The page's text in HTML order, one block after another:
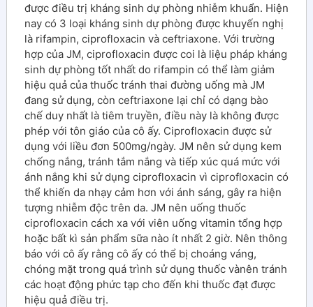
được điều trị kháng sinh dự phòng nhiễm khuẩn. Hiện
nay có 3 loại kháng sinh dự phòng được khuyến nghị
là rifampin, ciprofloxacin và ceftriaxone. Với trường
hợp của JM, ciprofloxacin được coi là liệu pháp kháng
sinh dự phòng tốt nhất do rifampin có thể làm giảm
hiệu quả của thuốc tránh thai đường uống mà JM
đang sử dụng, còn ceftriaxone lại chỉ có dạng bào
chế duy nhất là tiêm truyền, điều này là không được
phép với tôn giáo của cô ấy. Ciprofloxacin được sử
dụng với liều đơn 500mg/ngày. JM nên sử dụng kem
chống nắng, tránh tắm nắng và tiếp xúc quá mức với
ánh nắng khi sử dụng ciprofloxacin vì ciprofloxacin có
thể khiến da nhạy cảm hơn với ánh sáng, gây ra hiện
tượng nhiễm độc trên da. JM nên uống thuốc
ciprofloxacin cách xa với viên uống vitamin tổng hợp
hoặc bất kì sản phẩm sữa nào ít nhất 2 giờ. Nên thông
báo với cô ấy rằng cô ấy có thể bị choáng váng,
chóng mặt trong quá trình sử dụng thuốc vànên tránh
các hoạt động phức tạp cho đến khi thuốc đạt được
hiệu quả điều trị.